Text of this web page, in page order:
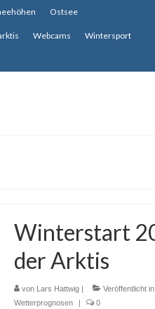
Ostsee
Webcams Wintersport
Winterstart
der Arktis
von Lars Hattwig| Veröffentlicht in:
Wetterprognosen
| 0